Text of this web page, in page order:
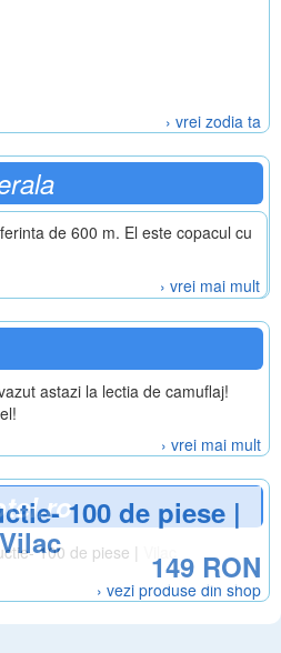
› vrei zodia ta
de 600 m. El este copacul cu
› vrei mai mult
astazi la lectia de camuflaj!
› vrei mai mult
100 de piese |
Vilac
149 RON
› vezi produse din shop